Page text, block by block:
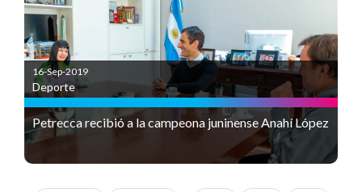
16-Sep-2019
Deporte
Petrecca recibió a la campeona juninense Anahí López